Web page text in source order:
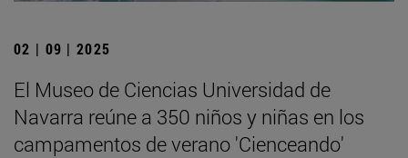
02 | 09 | 2025
El Museo de Ciencias Universidad de
Navarra reúne a 350 niños y niñas en los
campamentos de verano 'Cienceando'